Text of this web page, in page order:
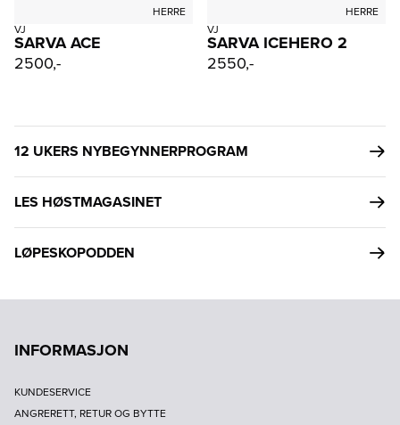
HERRE
VJ
SARVA ACE
2500,-
HERRE
VJ
SARVA ICEHERO 2
2550,-
12 UKERS NYBEGYNNERPROGRAM
LES HØSTMAGASINET
LØPESKOPODDEN
INFORMASJON
KUNDESERVICE
ANGRERETT, RETUR OG BYTTE